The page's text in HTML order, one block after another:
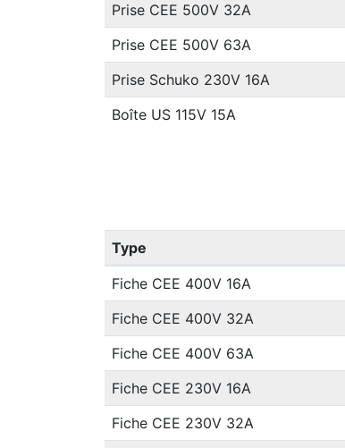
Prise CEE 500V 32A
Prise CEE 500V 63A
Prise Schuko 230V 16A
Boîte US 115V 15A
Type
Fiche CEE 400V 16A
Fiche CEE 400V 32A
Fiche CEE 400V 63A
Fiche CEE 230V 16A
Fiche CEE 230V 32A